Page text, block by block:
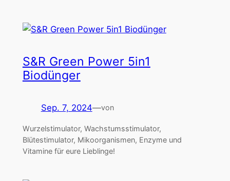
S&R Green Power 5in1
Biodünger
Sep. 7, 2024—von
Wurzelstimulator, Wachstumsstimulator,
Blütestimulator, Mikoorganismen, Enzyme und
Vitamine für eure Lieblinge!